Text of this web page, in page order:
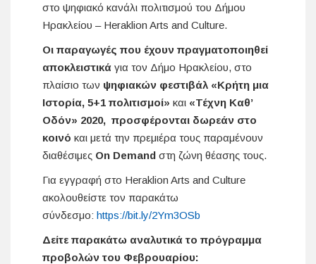
στο ψηφιακό κανάλι πολιτισμού του Δήμου
Ηρακλείου – Heraklion Arts and Culture.
Οι παραγωγές που έχουν πραγματοποιηθεί
αποκλειστικά για τον Δήμο Ηρακλείου, στο
πλαίσιο των ψηφιακών φεστιβάλ «Κρήτη μια
Ιστορία, 5+1 πολιτισμοί» και «Τέχνη Καθ’
Οδόν» 2020, προσφέρονται δωρεάν στο
κοινό και μετά την πρεμιέρα τους παραμένουν
διαθέσιμες On Demand στη ζώνη θέασης τους.
Για εγγραφή στο Heraklion Arts and Culture
ακολουθείστε τον παρακάτω
σύνδεσμο: https://bit.ly/2Ym3OSb
Δείτε παρακάτω αναλυτικά το πρόγραμμα
προβολών του Φεβρουαρίου: